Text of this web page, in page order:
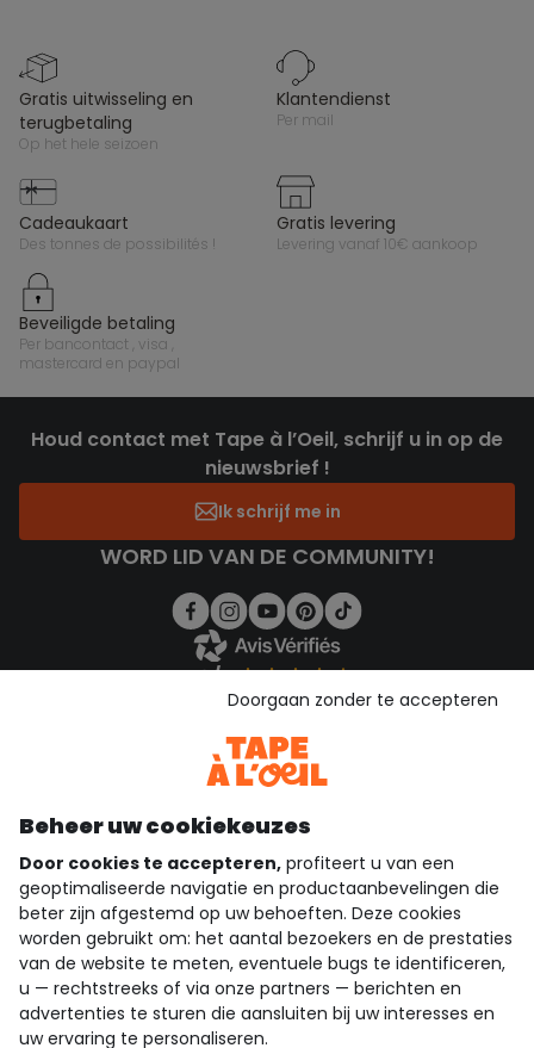
gratis uitwisseling en
terugbetaling
op het hele seizoen
klantendienst
per mail
cadeaukaart
des tonnes de possibilités !
gratis levering
levering vanaf 10€ aankoop
beveiligde betaling
per bancontact , visa ,
mastercard en paypal
Houd contact met Tape à l’Oeil, schrijf u in op de
nieuwsbrief !
Ik schrijf me in
WORD LID VAN DE COMMUNITY!
4.3/5
Gebaseerd op 1.358 beoordelingen die gecontroleerd zijn
Bekijk de algemene voorwaarden
Download onze applicatie
Ontdek onze applicatie
wie zijn we?
hulp nodig
loyalty club
Beheer uw cookiekeuzes
Door cookies te accepteren, profiteert u van een
geoptimaliseerde navigatie en productaanbevelingen die
beter zijn afgestemd op uw behoeften. Deze cookies
worden gebruikt om: het aantal bezoekers en de prestaties
van de website te meten, eventuele bugs te identificeren,
u — rechtstreeks of via onze partners — berichten en
advertenties te sturen die aansluiten bij uw interesses en
uw ervaring te personaliseren.
Doorgaan zonder te accepteren